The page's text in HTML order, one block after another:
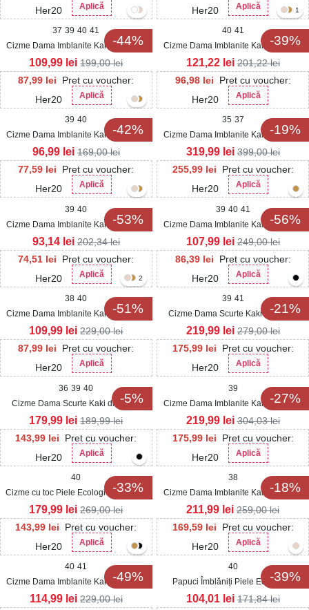
Her20
Aplică
Her20
Aplică
-44%
37 39 40 41
Cizme Dama Imblanite Kaki din Piele
Ecologica Bedya
87,99 lei
Pret cu voucher:
Her20
Aplică
109,99 lei 199,00lei
-39%
1
40 41
Cizme Dama Imblanite Kaki din Piele
Ecologica Intoarsa Rokaya
96,98 lei
Pret cu voucher:
Her20
Aplică
121,22 lei 201,22lei
-42%
39 40
Cizme Dama Imblanite Kaki din Piele
Ecologica Intoarsa Jazper
77,59 lei
Pret cu voucher:
Her20
Aplică
96,99 lei 169,00lei
-19%
35 37
Cizme Dama Imblanite Kaki din Piele
Ecologica Intoarsa Azura
255,99 lei
Pret cu voucher:
Her20
Aplică
319,99 lei 399,00lei
-53%
39 40
Cizme Dama Imblanite Kaki din Piele
Ecologica Intoarsa Rumaisa
74,51 lei
Pret cu voucher:
Her20
Aplică
93,14 lei 202,34lei
-56%
39 40 41
Cizme Dama Imblanite Kaki din Piele
Ecologica Intoarsa Parvaty
86,39 lei
Pret cu voucher:
Her20
Aplică
107,99 lei 249,00lei
-51%
2
38 40
Cizme Dama Imblanite Kaki din Piele
Ecologica Intoarsa Izzumi
87,99 lei
Pret cu voucher:
Her20
Aplică
109,99 lei 229,00lei
-21%
39 41
Cizme Dama Scurte Kaki din Piele
Ecologica Intoarsa Herme
175,99 lei
Pret cu voucher:
Her20
Aplică
219,99 lei 279,00lei
-5%
36 39 40
Cizme Dama Scurte Kaki din Piele
Ecologica Tanvie
143,99 lei
Pret cu voucher:
Her20
Aplică
179,99 lei 189,99lei
-27%
39
Cizme Dama Imblanite Kaki din Piele
Ecologica Intoarsa Karly
175,99 lei
Pret cu voucher:
Her20
Aplică
219,99 lei 304,03lei
-33%
40
Cizme cu toc Piele Ecologica Intoarsa
Kaki Solomiya
143,99 lei
Pret cu voucher:
Her20
Aplică
179,99 lei 269,00lei
-18%
38
Cizme Dama Imblanite Kaki din Piele
Ecologica Intoarsa Nasey
169,59 lei
Pret cu voucher:
Her20
Aplică
211,99 lei 259,00lei
-49%
40 41
Cizme Dama Imblanite Kaki din Piele
Ecologica Intoarsa Reonaz
114,99 lei 229,00lei
-39%
40
Papuci Îmblăniți Piele Ecologica
Intoarsa Kaki Tina
104,01 lei 171,84lei